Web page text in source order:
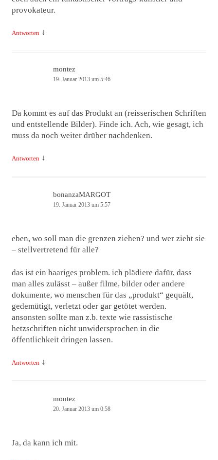
provokateur.
Antworten ↓
montez
19. Januar 2013 um 5:46
Da kommt es auf das Produkt an (reisserischen Schriften
und entstellende Bilder). Finde ich. Ach, wie gesagt, ich
muss da noch weiter drüber nachdenken.
Antworten ↓
bonanzaMARGOT
19. Januar 2013 um 5:57
eben, wo soll man die grenzen ziehen? und wer zieht sie
– stellvertretend für alle?
das ist ein haariges problem. ich plädiere dafür, dass
man alles zulässt – außer filme, bilder oder andere
dokumente, wo menschen für das „produkt“ gequält,
gedemütigt, verletzt oder gar getötet werden.
ansonsten sollte man z.b. texte wie rassistische
hetzschriften nicht unwidersprochen in die
öffentlichkeit dringen lassen.
Antworten ↓
montez
20. Januar 2013 um 0:58
Ja, da kann ich mit.